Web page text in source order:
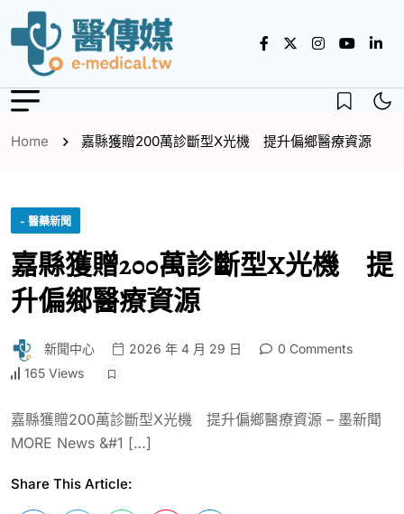
Home 嘉縣獲贈200萬診斷型X光機 提升偏鄉醫療資源
- 醫藥新聞
嘉縣獲贈200萬診斷型X光機 提
升偏鄉醫療資源
新聞中心 2026 年 4 月 29 日
0 Comments
165 Views
嘉縣獲贈200萬診斷型X光機 提升偏鄉醫療資源 – 墨新聞
MORE News &#1 […]
Share This Article: